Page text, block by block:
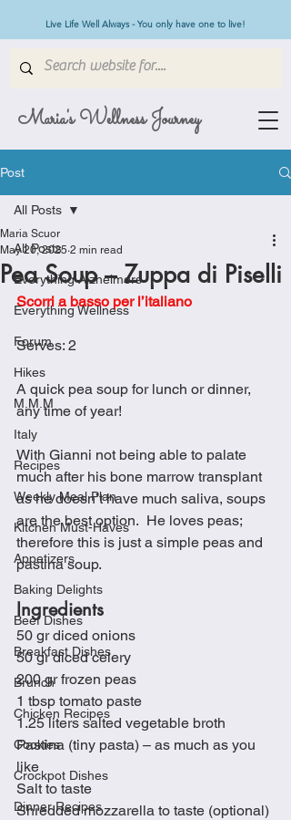
Maria's Wellness Journey
Live Life Well Always - You only have one to live!
Post
All Posts
Everything Alzheimers
Everything Wellness
Forum
Hikes
M.M.M
Italy
Recipes
Weekly Meal Plan
Kitchen Must-Haves
Appetizers
Baking Delights
Beef Dishes
Breakfast Dishes
Brunch
Chicken Recipes
Cookies
Crockpot Dishes
Dinner Recipes
All Posts
Pea Soup – Zuppa di Piselli
Maria Scuor
May 20, 2025 2 min read
Scorri a basso per l’italiano
Serves: 2
A quick pea soup for lunch or dinner,
any time of year!
With Gianni not being able to palate
much after his bone marrow transplant
as he doesn’t have much saliva, soups
are the best option.  He loves peas;
therefore this is just a simple peas and
pastina soup.
Ingredients
50 gr diced onions
50 gr diced celery
200 gr frozen peas
1 tbsp tomato paste
1.25 liters salted vegetable broth
Pastina (tiny pasta) – as much as you
like
Salt to taste
Shredded mozzarella to taste (optional)